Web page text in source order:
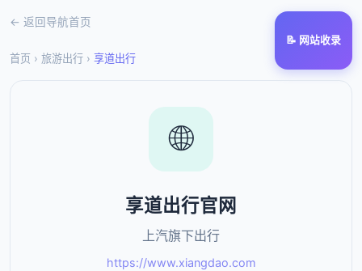
📝 网站收录
← 返回导航首页
首页 › 旅游出行 › 享道出行
🌐
享道出行官网
上汽旗下出行
https://www.xiangdao.com